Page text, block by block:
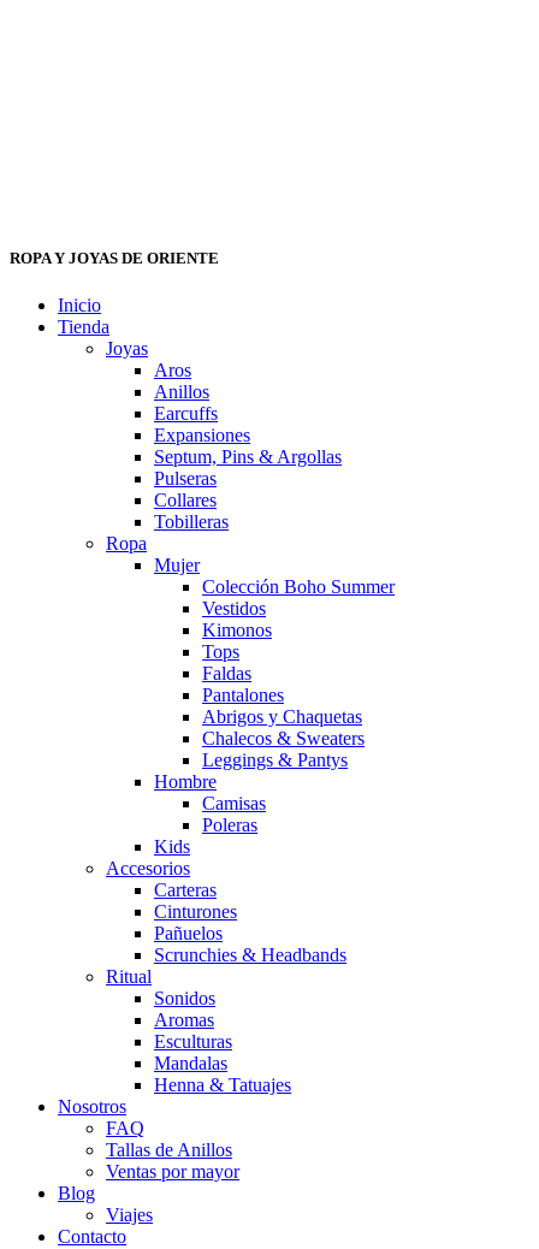
ROPA Y JOYAS DE ORIENTE
Inicio
Tienda
Joyas
Aros
Anillos
Earcuffs
Expansiones
Septum, Pins & Argollas
Pulseras
Collares
Tobilleras
Ropa
Mujer
Colección Boho Summer
Vestidos
Kimonos
Tops
Faldas
Pantalones
Abrigos y Chaquetas
Chalecos & Sweaters
Leggings & Pantys
Hombre
Camisas
Poleras
Kids
Accesorios
Carteras
Cinturones
Pañuelos
Scrunchies & Headbands
Ritual
Sonidos
Aromas
Esculturas
Mandalas
Henna & Tatuajes
Nosotros
FAQ
Tallas de Anillos
Ventas por mayor
Blog
Viajes
Contacto